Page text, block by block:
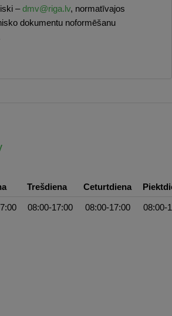
–dmv@riga.lv, normatīvajos
dokumentu noformēšanu
Trešdiena Ceturtdiena
08:00-17:00 08:00-17:00 08:00-